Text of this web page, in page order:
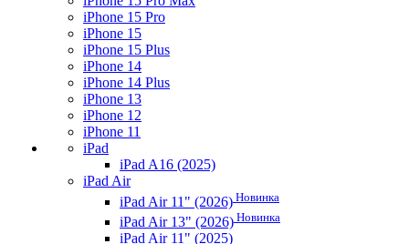
iPhone 15 Pro
iPhone 15
iPhone 15 Plus
iPhone 14
iPhone 14 Plus
iPhone 13
iPhone 12
iPhone 11
iPad
iPad A16 (2025)
iPad Air
iPad Air 11" (2026) Новинка
iPad Air 13" (2026) Новинка
iPad Air 11" (2025)